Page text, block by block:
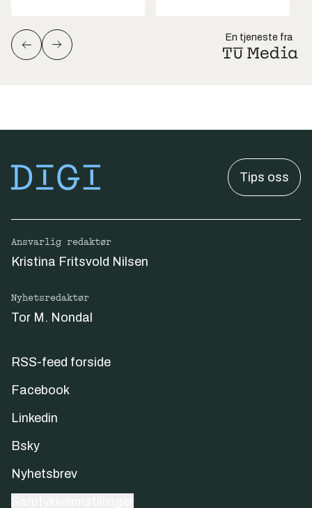
En tjeneste fra
Tips oss
Ansvarlig redaktør
Kristina Fritsvold Nilsen
Nyhetsredaktør
Tor M. Nondal
RSS-feed forside
Facebook
Linkedin
Bsky
Nyhetsbrev